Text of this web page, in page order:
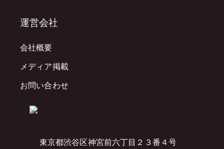
東京都渋谷区神宮前六丁目２３番４号
運営会社
会社概要
メディア掲載
お問い合わせ